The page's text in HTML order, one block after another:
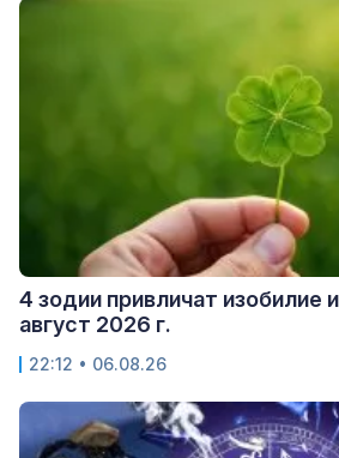
4 зодии привличат изобилие
август 2026 г.
22:12 • 06.08.26